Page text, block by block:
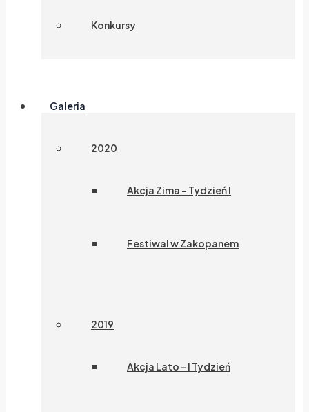
Konkursy
Galeria
2020
Akcja Zima – Tydzień I
Festiwal w Zakopanem
2019
Akcja Lato – I Tydzień